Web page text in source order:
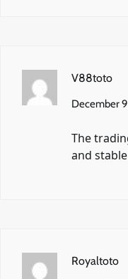
V88toto
December
The
and
Royaltoto